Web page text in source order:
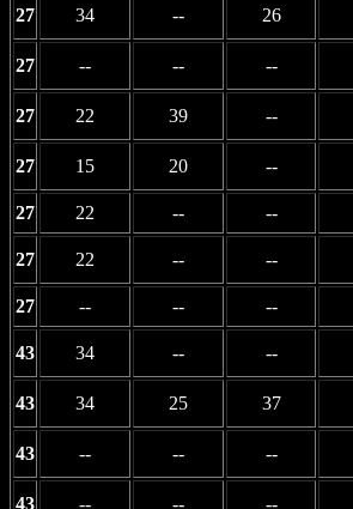
27 34 -- 26
27 -- -- --
27 22 39 --
27 15 20 --
27 22 -- --
27 22 -- --
27 -- -- --
43 34 -- --
43 34 25 37
43 -- -- --
43 -- -- --